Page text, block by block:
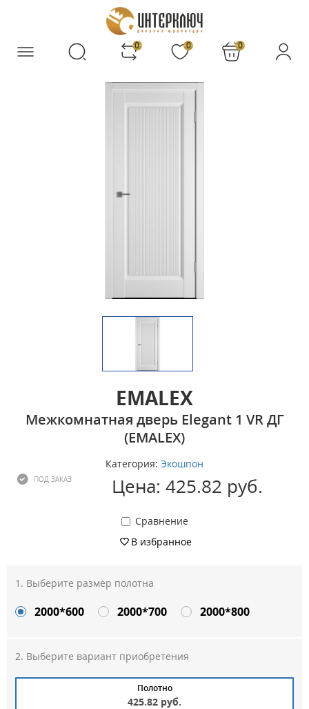
0 0 0
EMALEX
Межкомнатная дверь Elegant 1 VR ДГ
(EMALEX)
Категория: Экошпон
ПОД ЗАКАЗ Цена: 425.82 руб.
Сравнение
В избранное
Выберите размер полотна
2000*600 2000*700 2000*800
Выберите вариант приобретения
Полотно
425.82 руб.